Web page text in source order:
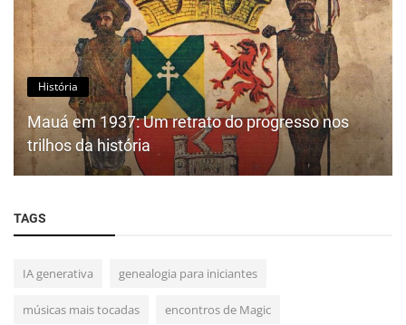
História
Mauá em 1937: Um retrato do progresso nos
trilhos da história
TAGS
IA generativa genealogia para iniciantes
músicas mais tocadas encontros de Magic